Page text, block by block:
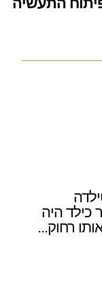
כילד היה
רחוק...